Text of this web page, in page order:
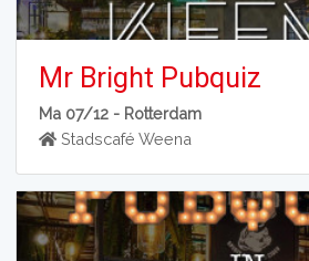
Mr Bright Pubquiz
Ma 07/12 - Rotterdam
Stadscafé Weena